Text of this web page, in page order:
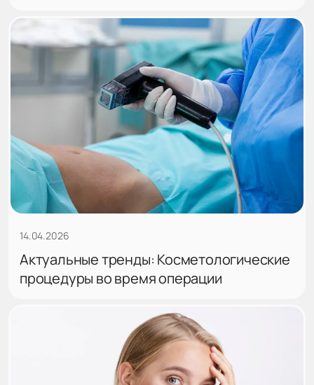
14.04.2026
Актуальные тренды: Косметологические
процедуры во время операции